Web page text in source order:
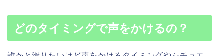
どのタイミングで声をかけるの？